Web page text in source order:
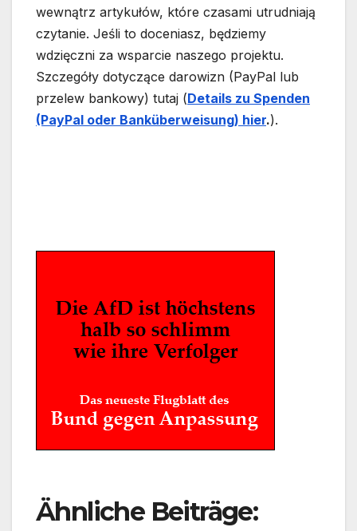
wewnątrz artykułów, które czasami utrudniają
czytanie. Jeśli to doceniasz, będziemy
wdzięczni za wsparcie naszego projektu.
Szczegóły dotyczące darowizn (PayPal lub
przelew bankowy) tutaj (Details zu Spenden
(PayPal oder Banküberweisung) hier.).
Ähnliche Beiträge: